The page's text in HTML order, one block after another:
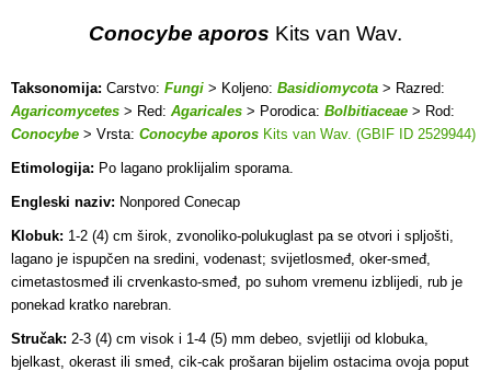
Conocybe aporos Kits van Wav.
Taksonomija: Carstvo: Fungi > Koljeno: Basidiomycota > Razred:
Agaricomycetes > Red: Agaricales > Porodica: Bolbitiaceae > Rod:
Conocybe > Vrsta: Conocybe aporos Kits van Wav. (GBIF ID 2529944)
Etimologija: Po lagano proklijalim sporama.
Engleski naziv: Nonpored Conecap
Klobuk: 1-2 (4) cm širok, zvonoliko-polukuglast pa se otvori i spljošti,
lagano je ispupčen na sredini, vodenast; svijetlosmeđ, oker-smeđ,
cimetastosmeđ ili crvenkasto-smeđ, po suhom vremenu izblijedi, rub je
ponekad kratko narebran.
Stručak: 2-3 (4) cm visok i 1-4 (5) mm debeo, svjetliji od klobuka,
bjelkast, okerast ili smeđ, cik-cak prošaran bijelim ostacima ovoja poput